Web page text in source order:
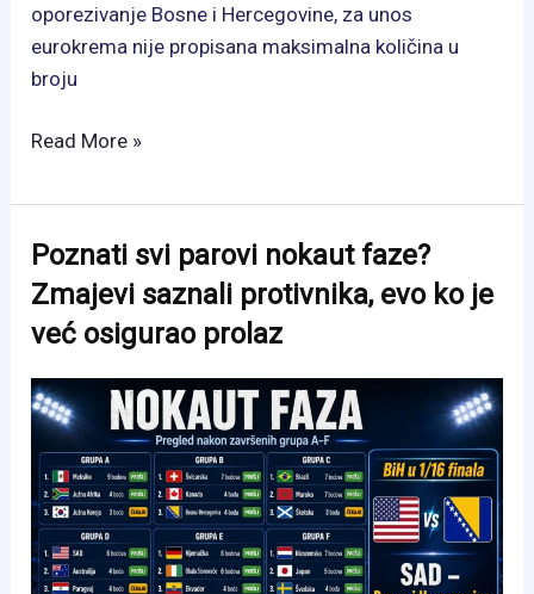
oporezivanje Bosne i Hercegovine, za unos
eurokrema nije propisana maksimalna količina u
broju
Koliko
možete
u
BiH?
Ovo
pravila
koja
trebate
znati
Read More »
Poznati svi parovi nokaut faze?
Zmajevi saznali protivnika, evo ko je
već osigurao prolaz